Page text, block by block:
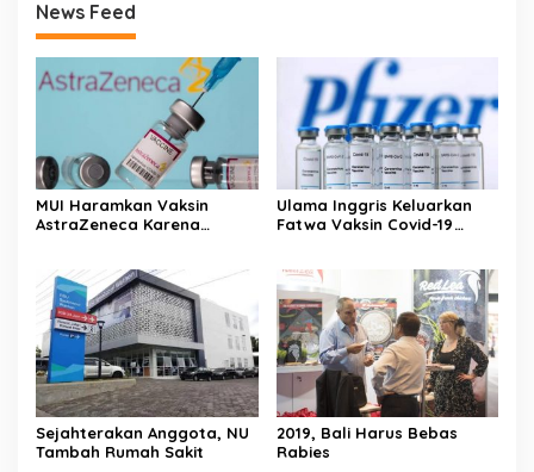
News Feed
MUI Haramkan Vaksin
AstraZeneca Karena
Ulama Inggris Keluarkan
Fatwa Vaksin Covid-19
Sejahterakan Anggota, NU
Tambah Rumah Sakit
2019, Bali Harus Bebas
Rabies